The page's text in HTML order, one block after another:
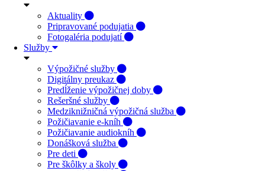
Aktuality
Pripravované podujatia
Fotogaléria podujatí
Služby
Výpožičné služby
Digitálny preukaz
Predĺženie výpožičnej doby
Rešeršné služby
Medziknižničná výpožičná služba
Požičiavanie e-kníh
Požičiavanie audiokníh
Donášková služba
Pre deti
Pre škôlky a školy